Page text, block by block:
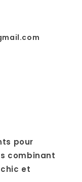
pour
combinant
et